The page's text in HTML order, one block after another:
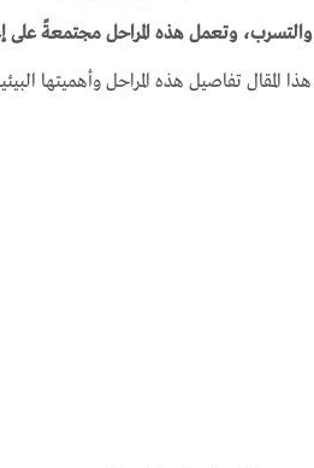
والتسرب، وتعمل هذه المراحل مجتمعةً على
هذا المقال تفاصيل هذه المراحل وأهميتها